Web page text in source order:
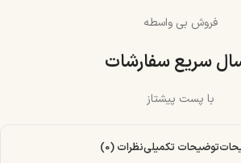
فروش بی واسطه
سریع سفارشات
با پست پیشتاز
توضیحات تکمیلینظرات (0)